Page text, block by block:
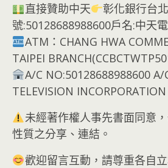
直接贊助中天
彰化銀行台
號:50128688988600戶名:中天
ATM：CHANG HWA
TAIPEI
A/C NO:50128688988600 A/
TELEVISION INCORPORATION
未經著作權人事先書面同意
性質之分享、連結。
歡迎留言互動，請尊重各自